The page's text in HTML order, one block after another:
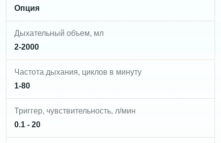
Опция
Дыхательный объем, мл
2-2000
Частота дыхания, циклов в минуту
1-80
Триггер, чувствительность, л/мин
0.1 - 20